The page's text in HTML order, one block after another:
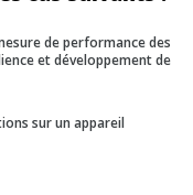
montant A est lâche,
un
et le
ayant payé eux-
de performance des
et développement de
sur un appareil